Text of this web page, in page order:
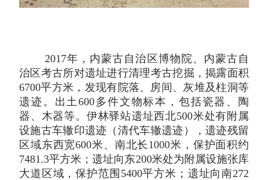
2017年，内蒙古自治区博物院、内蒙古自
治区考古所对遗址进行清理考古挖掘，揭露面积
6700平方米，发现有院落、房间、灰堆及柱洞等
遗迹。出土600多件文物标本，包括瓷器、陶
器、木器等。伊林驿站遗址西北500米处有附属
设施古车辙印遗迹（清代车辙遗迹），遗迹残留
区域东西宽600米、南北长1000米，保护面积约
7481.3平方米；遗址向东200米处为附属设施张库
大道区域，保护范围5400平方米；遗址向南272